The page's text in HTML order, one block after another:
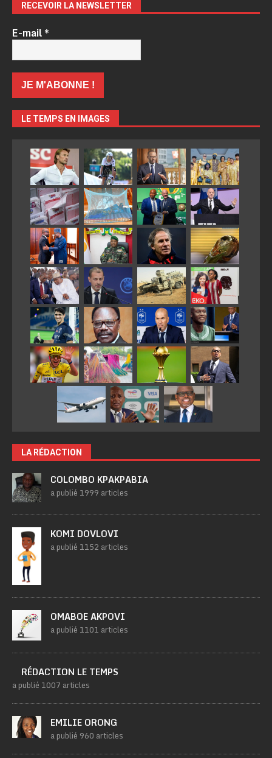
RECEVOIR LA NEWSLETTER
E-mail*
LE TEMPS EN IMAGES
LA RÉDACTION
COLOMBO KPAKPABIA
a publié 1999 articles
KOMI DOVLOVI
a publié 1152 articles
OMABOE AKPOVI
a publié 1101 articles
RÉDACTION LE TEMPS
a publié 1007 articles
EMILIE ORONG
a publié 960 articles